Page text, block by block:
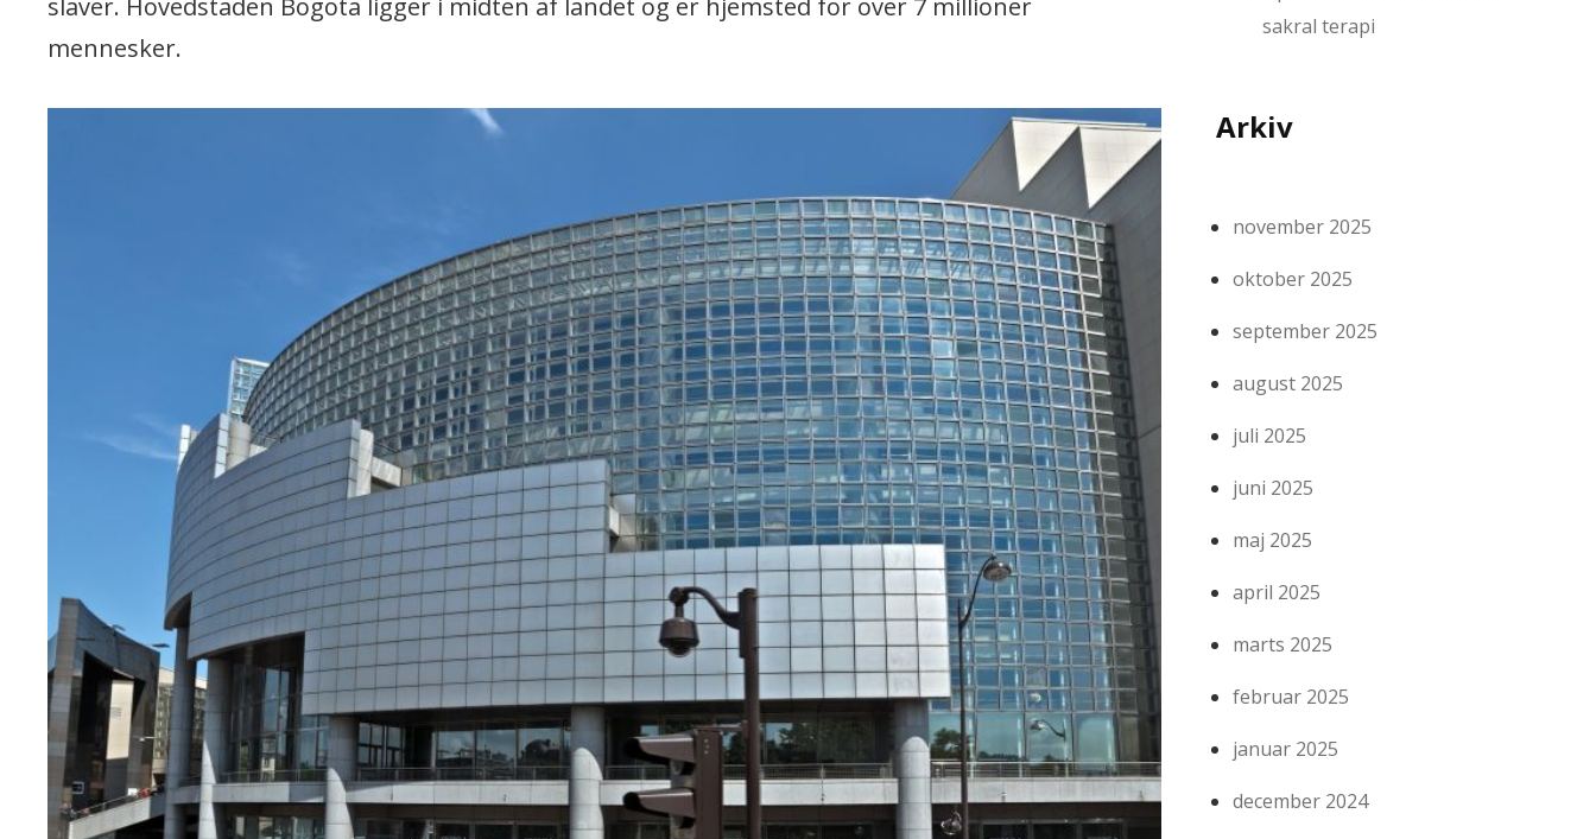
mennesker.
sakral terapi
Arkiv
november 2025
oktober 2025
september 2025
august 2025
juli 2025
juni 2025
maj 2025
april 2025
marts 2025
februar 2025
januar 2025
december 2024